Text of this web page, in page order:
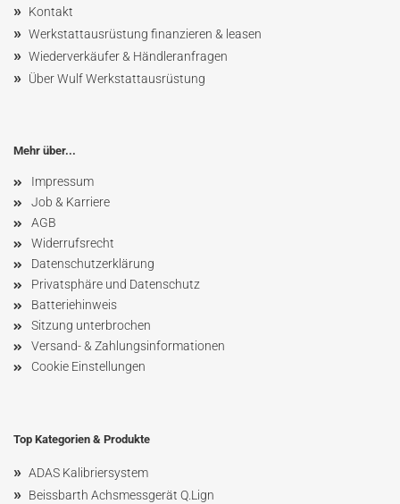
» Kontakt
» Werkstattausrüstung finanzieren & leasen
» Wiederverkäufer & Händleranfragen
» Über Wulf Werkstattausrüstung
Mehr über...
Impressum
Job & Karriere
AGB
Widerrufsrecht
Datenschutzerklärung
Privatsphäre und Datenschutz
Batteriehinweis
Sitzung unterbrochen
Versand- & Zahlungsinformationen
Cookie Einstellungen
Top Kategorien & Produkte
» ADAS Kalibriersystem
» Beissbarth Achsmessgerät Q.Lign